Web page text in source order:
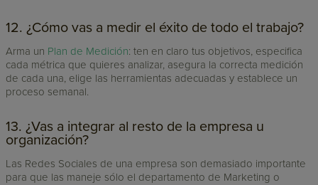
12. ¿Cómo vas a medir el éxito de todo el trabajo?
Arma un Plan de Medición: ten en claro tus objetivos, especifica
cada métrica que quieres analizar, asegura la correcta medición
de cada una, elige las herramientas adecuadas y establece un
proceso semanal.
13. ¿Vas a integrar al resto de la empresa u
organización?
Las Redes Sociales de una empresa son demasiado importante
para que las maneje sólo el departamento de Marketing o